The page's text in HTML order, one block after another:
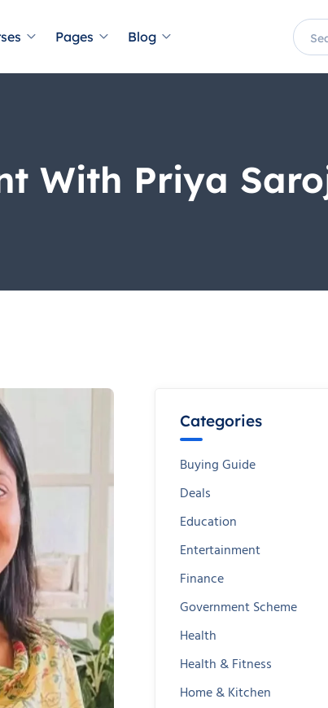
Pages Blog
With Priya
Categories
Buying Guide
Deals
Education
Entertainment
Finance
Government Scheme
Health
Health & Fitness
Home & Kitchen